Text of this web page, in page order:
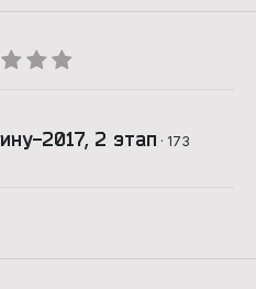
2017, 2 этап · 173